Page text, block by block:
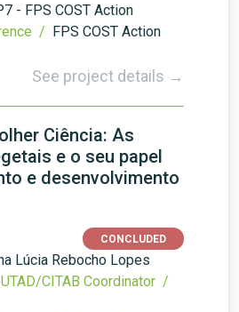
- FPS COST Action
/ FPS COST Action
See project details →
Ciência: As
e o seu papel
e desenvolvimento
CONCLUDED
Lúcia Rebocho Lopes
UTAD/CITAB Coordinator /